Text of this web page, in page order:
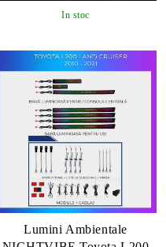
In stoc
Lumini Ambientale